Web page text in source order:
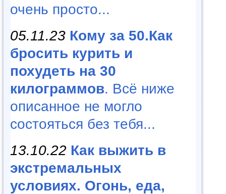
очень просто...
05.11.23 Кому за 50.Как
бросить курить и
похудеть на 30
килограммов. Всё ниже
описанное не могло
состояться без тебя...
13.10.22 Как выжить в
экстремальных
условиях. Огонь, еда,